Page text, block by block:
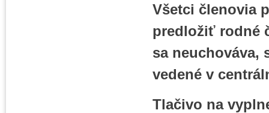
Všetci členovia
predložiť rodné
sa neuchováva,
vedené v
Tlačivo na